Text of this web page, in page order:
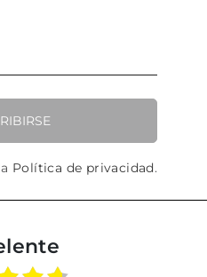
Política de privacidad.